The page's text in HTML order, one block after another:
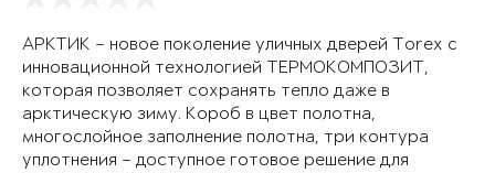
АРКТИК – новое поколение уличных дверей Torex с
инновационной технологией ТЕРМОКОМПОЗИТ,
которая позволяет сохранять тепло даже в
арктическую зиму. Короб в цвет полотна,
многослойное заполнение полотна, три контура
уплотнения – доступное готовое решение для